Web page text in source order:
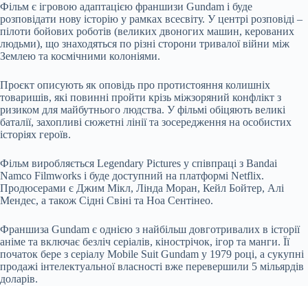
Фільм є ігровою адаптацією франшизи Gundam і буде
розповідати нову історію у рамках всесвіту. У центрі розповіді –
пілоти бойових роботів (великих двоногих машин, керованих
людьми), що знаходяться по різні сторони тривалої війни між
Землею та космічними колоніями.
Проєкт описують як оповідь про протистояння колишніх
товаришів, які повинні пройти крізь міжзоряний конфлікт з
ризиком для майбутнього людства. У фільмі обіцяють великі
баталії, захопливі сюжетні лінії та зосередження на особистих
історіях героїв.
Фільм виробляється Legendary Pictures у співпраці з Bandai
Namco Filmworks і буде доступний на платформі Netflix.
Продюсерами є Джим Мікл, Лінда Моран, Кейл Бойтер, Алі
Мендес, а також Сідні Свіні та Ноа Сентінео.
Франшиза Gundam є однією з найбільш довготривалих в історії
аніме та включає безліч серіалів, кінострічок, ігор та манги. Її
початок бере з серіалу Mobile Suit Gundam у 1979 році, а сукупні
продажі інтелектуальної власності вже перевершили 5 мільярдів
доларів.